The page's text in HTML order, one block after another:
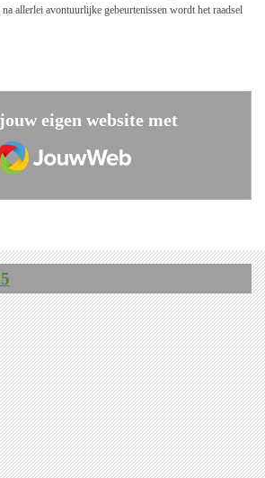
allerlei avontuurlijke gebeurtenissen wordt het raadsel
eigen website met
JouwWeb